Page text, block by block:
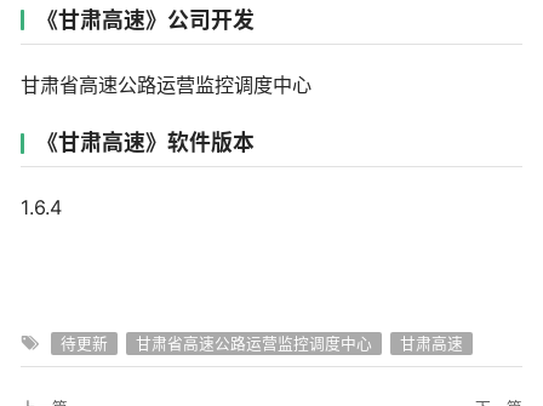
《甘肃高速》公司开发
甘肃省高速公路运营监控调度中心
《甘肃高速》软件版本
1.6.4
待更新 甘肃省高速公路运营监控调度中心 甘肃高速